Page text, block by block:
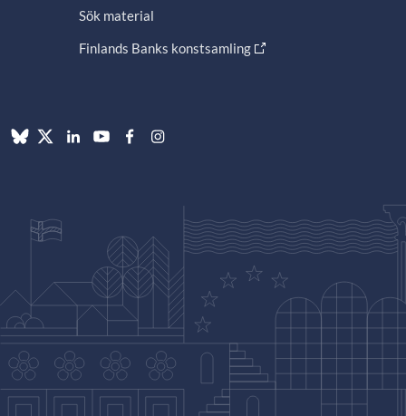
Sök material
Finlands Banks konstsamling